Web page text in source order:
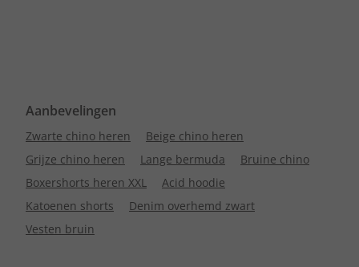
Aanbevelingen
Zwarte chino heren
Beige chino heren
Grijze chino heren
Lange bermuda
Bruine chino
Boxershorts heren XXL
Acid hoodie
Katoenen shorts
Denim overhemd zwart
Vesten bruin